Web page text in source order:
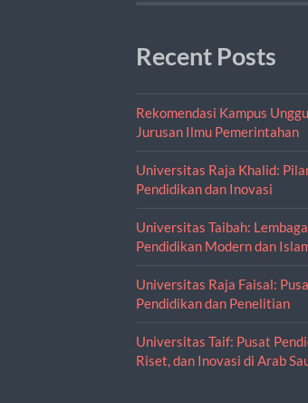
Recent Posts
Rekomendasi Kampus
Jurusan Ilmu Pemerintahan
Universitas Raja Khalid:
Pendidikan dan Inovasi
Universitas Taibah: Lembaga
Pendidikan Modern dan
Universitas Raja Faisal:
Pendidikan dan Penelitian
Universitas Taif: Pusat
Riset, dan Inovasi di Arab